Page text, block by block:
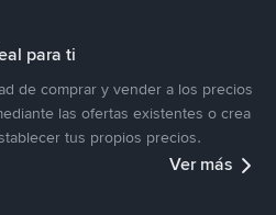
para ti
de comprar y vender a los precios
las ofertas existentes o crea
tus propios precios.
Ver más